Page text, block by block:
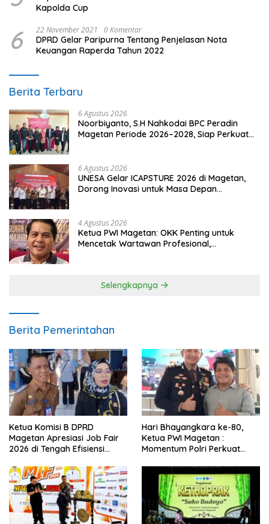
Kapolda Cup
6 22 November 2021 0 Komentar
DPRD Gelar Paripurna Tentang Penjelasan Nota
Keuangan Raperda Tahun 2022
Berita Terbaru
6 Agustus 2026
Noorbiyanto, S.H Nahkodai BPC Peradin
Magetan Periode 2026–2028, Siap Perkuat
6 Agustus 2026
UNESA Gelar ICAPSTURE 2026 di Magetan,
Dorong Inovasi untuk Masa Depan
4 Agustus 2026
Ketua PWI Magetan: OKK Penting untuk
Mencetak Wartawan Profesional,
Selengkapnya
Berita Pemerintahan
Ketua Komisi B DPRD
Magetan Apresiasi Job Fair
2026 di Tengah Efisiensi
Hari Bhayangkara ke-80,
Ketua PWI Magetan :
Momentum Polri Perkuat